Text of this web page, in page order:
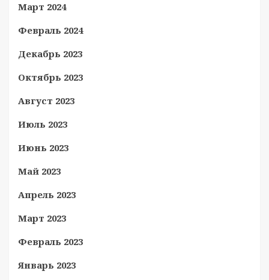
Март 2024
Февраль 2024
Декабрь 2023
Октябрь 2023
Август 2023
Июль 2023
Июнь 2023
Май 2023
Апрель 2023
Март 2023
Февраль 2023
Январь 2023